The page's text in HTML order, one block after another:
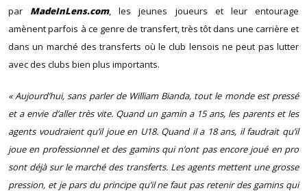
par MadeInLens.com, les jeunes joueurs et leur entourage
amènent parfois à ce genre de transfert, très tôt dans une carrière et
dans un marché des transferts où le club lensois ne peut pas lutter
avec des clubs bien plus importants.
« Aujourd’hui, sans parler de William Bianda, tout le monde est pressé
et a envie d’aller très vite. Quand un gamin a 15 ans, les parents et les
agents voudraient qu’il joue en U18. Quand il a 18 ans, il faudrait qu’il
joue en professionnel et des gamins qui n’ont pas encore joué en pro
sont déjà sur le marché des transferts. Les agents mettent une grosse
pression, et je pars du principe qu’il ne faut pas retenir des gamins qui